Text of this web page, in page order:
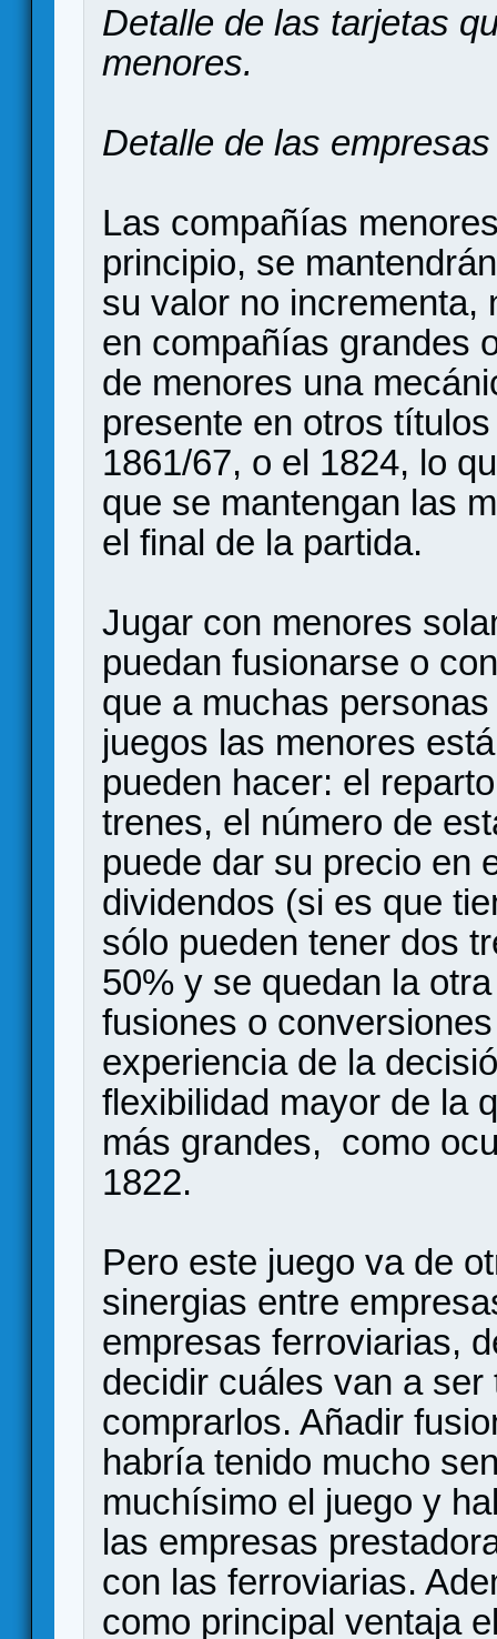
Detalle de las tarjetas
menores.
Detalle de las
Las compañías
principio, se
su valor no incrementa,
en compañías grandes
de menores una
presente en otros
1861/67, o el 1824, lo
que se mantengan las
el final de la partida.
Jugar con menores
puedan fusionarse o
que a muchas
juegos las menores
pueden hacer: el
trenes, el número de
puede dar su precio en
dividendos (si es que
sólo pueden tener dos
50% y se quedan la
fusiones o
experiencia de la
flexibilidad mayor de la
más grandes, como
1822.
Pero este juego va de
sinergias entre
empresas ferroviarias,
decidir cuáles van a
comprarlos. Añadir
habría tenido mucho
muchísimo el juego y
las empresas
con las ferroviarias.
como principal ventaja